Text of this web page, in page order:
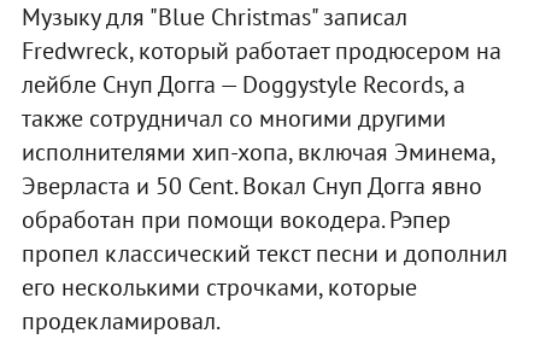
Музыку для "Blue Christmas" записал
Fredwreck, который работает продюсером на
лейбле Снуп Догга — Doggystyle Records, а
также сотрудничал со многими другими
исполнителями хип-хопа, включая Эминема,
Эверласта и 50 Cent. Вокал Снуп Догга явно
обработан при помощи вокодера. Рэпер
пропел классический текст песни и дополнил
его несколькими строчками, которые
продекламировал.